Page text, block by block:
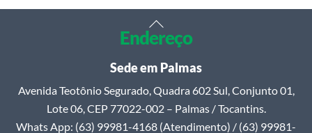
Back
To
Top
Endereço
Sede em Palmas
Avenida Teotônio Segurado, Quadra 602 Sul, Conjunto 01,
Lote 06, CEP 77022-002 – Palmas / Tocantins.
Whats App: (63) 99981-4168 (Atendimento) / (63) 99981-